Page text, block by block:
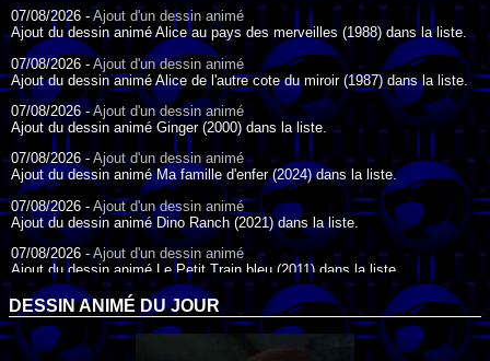
07/08/2026 - Ajout d'un dessin animé
Ajout du dessin animé Alice au pays des merveilles (1988) dans la liste.
07/08/2026 - Ajout d'un dessin animé
Ajout du dessin animé Alice de l'autre cote du miroir (1987) dans la liste.
07/08/2026 -Ajout d'un dessin animé
Ajout du dessin animé Ginger (2000) dans la liste.
07/08/2026 -Ajout d'un dessin animé
Ajout du dessin animé Ma famille d'enfer (2024) dans la liste.
07/08/2026 - Ajout d'un dessin animé
Ajout du dessin animé Dino Ranch (2021) dans la liste.
07/08/2026 -Ajout d'un dessin animé
Ajout du dessin animé Le Petit Train bleu (2011) dans la liste.
07/08/2026 -Ajout d'un dessin animé
Ajout du dessin animé Agent Spécial Oso (2009) dans la liste.
17/07/2026 -Ajout d'un dessin animé
DESSIN ANIMÉ DU JOUR